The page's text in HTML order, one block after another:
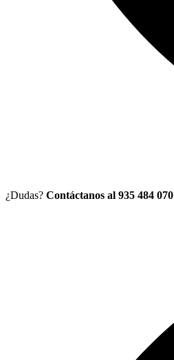
¿Dudas? Contáctanos al 935 484 070